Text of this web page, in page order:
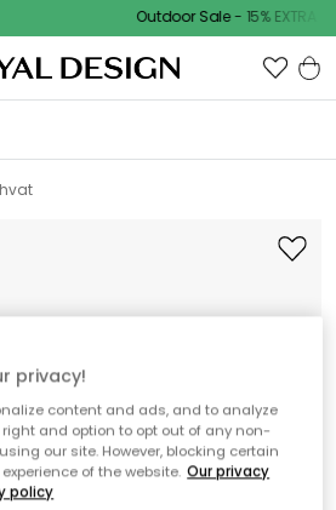
Outdoor Sale - 15% EXTRA
privacy!
content and ads, and to analyze
and option to opt out of any non-
our site. However, blocking certain
of the website. Our privacy
policy